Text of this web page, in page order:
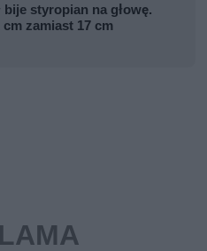
bije styropian na głowę.
zamiast 17 cm